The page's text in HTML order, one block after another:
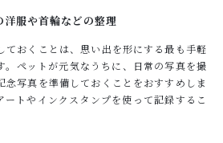
服や首輪などの整理
ておくことは、思い出を形にする最も手軽
。ペットが元気なうちに、日常の写真を撮
念写真を準備しておくことをおすすめしま
ートやインクスタンプを使って記録するこ